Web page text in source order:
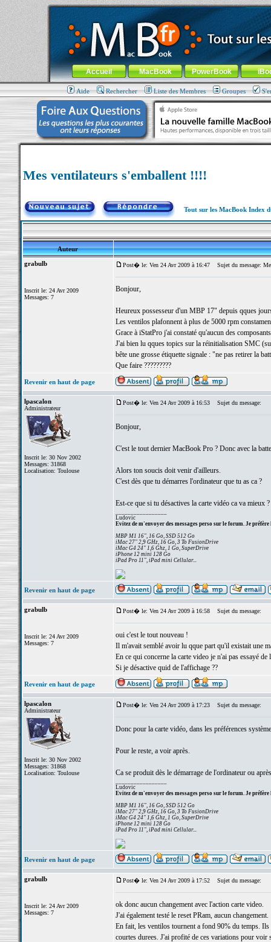
MacBook-fr.com : 100% Apple... 100% nomade !
Aller au contenu-Aller au menu général-Aller au menu de
Menu général
Accueil MacBook PowerBook
Aide Rechercher Liste des Membres Groupes
Mes ventilateurs s'emballent !!!!
Tout sur les MacBook Index
Auteur
grabulb
Inscrit le: 24 Avr 2009
Messages: 7
Post� le: Ven 24 Avr 2009 à 16:47 Sujet du message:
Bonjour,
Heureux possesseur d'un MBP 17" depuis qques
Les ventilos plafonnent à plus de 5000 rpm
Grace à iStatPro j'ai constaté qu'aucun des
J'ai bien lu qques topics sur la réinitialisation SMC
bête une grosse étiquette signale : "ne pas retirer la
Que faire ?????????
Revenir en haut de page
lpascalon
Administrateur
Inscrit le: 30 Nov 2002
Messages: 31868
Localisation: Toulouse
Post� le: Ven 24 Avr 2009 à 16:53 Sujet du message:
Bonjour,
C'est le tout dernier MacBook Pro ? Donc avec la
Alors ton soucis doit venir d'ailleurs.
C'est dès que tu démarres l'ordinateur que tu as ca ?
Est-ce que si tu désactives la carte vidéo ca va mieux ?
Ludovic
Evitez de m'envoyer des messages perso sur le forum. Je préfère
MBP M1 16", 16 Go, SSD 512 Go
iMac 27" 2,9 GHz, 16 Go, 3 To FusionDrive
iMac G4 24" 1,6 Ghz, 1 Go, SuperDrive
iPhone 12 mini 128 Go
iPad Pro 11", iPad mini Cellular...
Revenir en haut de page
grabulb
Inscrit le: 24 Avr 2009
Messages: 7
Post� le: Ven 24 Avr 2009 à 16:58 Sujet du message:
oui c'est le tout nouveau !
Il m'avait semblé avoir lu qque part qu'il existait une
En ce qui concerne la carte video je n'ai pas essayé
Si je désactive quid de l'affichage ??
Revenir en haut de page
lpascalon
Administrateur
Inscrit le: 30 Nov 2002
Messages: 31868
Localisation: Toulouse
Post� le: Ven 24 Avr 2009 à 17:23 Sujet du message:
Donc pour la carte vidéo, dans les préférences
Pour le reste, a voir après.
Ca se produit dès le démarrage de l'ordinateur ou
Ludovic
Evitez de m'envoyer des messages perso sur le forum. Je préfère
MBP M1 16", 16 Go, SSD 512 Go
iMac 27" 2,9 GHz, 16 Go, 3 To FusionDrive
iMac G4 24" 1,6 Ghz, 1 Go, SuperDrive
iPhone 12 mini 128 Go
iPad Pro 11", iPad mini Cellular...
Revenir en haut de page
grabulb
Inscrit le: 24 Avr 2009
Messages: 7
Post� le: Ven 24 Avr 2009 à 17:52 Sujet du message:
ok donc aucun changement avec l'action carte video.
J'ai également testé le reset PRam, aucun changement.
En fait, les ventilos tournent a fond 90% du temps. Ils
courtes durees. J'ai profité de ces variations pour voir